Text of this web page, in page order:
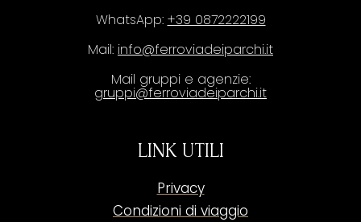
WhatsApp: +39 0872222199
Mail: info@ferroviadeiparchi.it
Mail gruppi e agenzie:
gruppi@ferroviadeiparchi.it
LINK UTILI
Privacy
Condizioni di viaggio